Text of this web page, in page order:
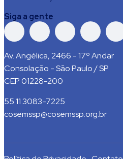
Siga a gente
Av. Angélica, 2466 - 17º Andar
Consolação - São Paulo / SP
CEP 01228-200
55 11 3083-7225
cosemssp@cosemssp.org.br